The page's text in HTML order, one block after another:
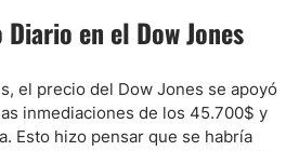
en el Dow Jones
el precio del Dow Jones se apoyó
inmediaciones de los 45.700$ y
Esto hizo pensar que se habría